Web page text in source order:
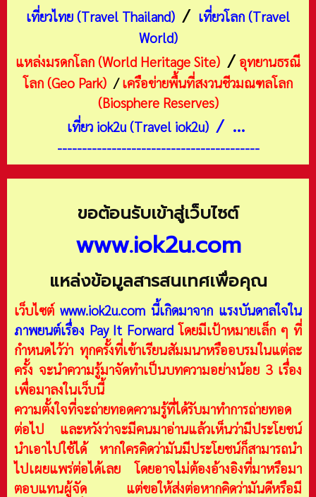
เที่ยวไทย (Travel Thailand) / เที่ยวโลก (Travel
World)
แหล่งมรดกโลก (World Heritage Site) /อุทยานธรณี
โลก (Geo Park) /เครือข่ายพื้นที่สงวนชีวมณฑลโลก
(Biosphere Reserves)
เที่ยว iok2u (Travel iok2u) / ...
-----------------------------------------
ขอต้อนรับเข้าสู่เว็บไซต์
www.iok2u.com
แหล่งข้อมูลสารสนเทศเพื่อคุณ
เว็บไซต์ www.iok2u.com นี้เกิดมาจาก แรงบันดาลใจใน
ภาพยนต์เรื่อง Pay It Forward โดยมีเป้าหมายเล็ก ๆ ที่
กำหนดไว้ว่า ทุกครั้งที่เข้าเรียนสัมมนาหรืออบรมในแต่ละ
ครั้ง จะนำความรู้มาจัดทำเป็นบทความอย่างน้อย 3 เรื่อง
เพื่อมาลงในเว็บนี้
ความตั้งใจที่จะถ่ายทอดความรู้ที่ได้รับมาทำการถ่ายทอด
ต่อไป และหวังว่าจะมีคนมาอ่านแล้วเห็นว่ามีประโยชน์
นำเอาไปใช้ได้ หากใครคิดว่ามันมีประโยชน์ก็สามารถนำ
ไปเผยแพร่ต่อได้เลย โดยอาจไม่ต้องอ้างอิงที่มาหรือมา
ตอบแทนผู้จัด แต่ขอให้ส่งต่อหากคิดว่ามันดีหรือมี